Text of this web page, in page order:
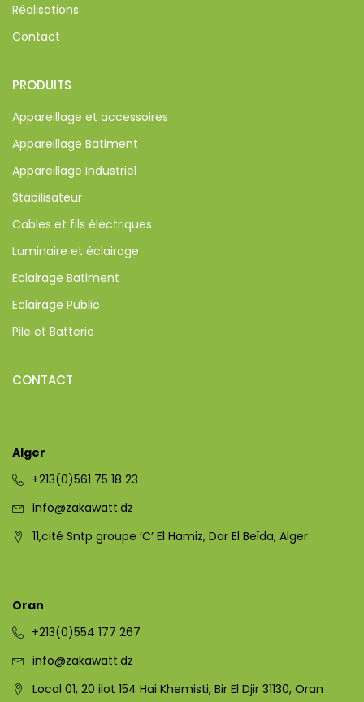
Réalisations
Contact
PRODUITS
Appareillage et accessoires
Appareillage Batiment
Appareillage Industriel
Stabilisateur
Cables et fils électriques
Luminaire et éclairage
Eclairage Batiment
Eclairage Public
Pile et Batterie
CONTACT
Alger
+213(0)561 75 18 23
info@zakawatt.dz
11,cité Sntp groupe ‘C’ El Hamiz, Dar El Beïda, Alger
Oran
+213(0)554 177 267
info@zakawatt.dz
Local 01, 20 ilot 154 Hai Khemisti, Bir El Djir 31130, Oran